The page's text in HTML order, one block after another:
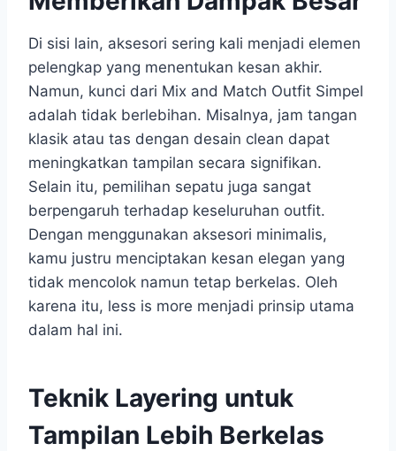
Di sisi lain, aksesori sering kali menjadi elemen
pelengkap yang menentukan kesan akhir.
Namun, kunci dari Mix and Match Outfit Simpel
adalah tidak berlebihan. Misalnya, jam tangan
klasik atau tas dengan desain clean dapat
meningkatkan tampilan secara signifikan.
Selain itu, pemilihan sepatu juga sangat
berpengaruh terhadap keseluruhan outfit.
Dengan menggunakan aksesori minimalis,
kamu justru menciptakan kesan elegan yang
tidak mencolok namun tetap berkelas. Oleh
karena itu, less is more menjadi prinsip utama
dalam hal ini.
Teknik Layering untuk
Tampilan Lebih Berkelas